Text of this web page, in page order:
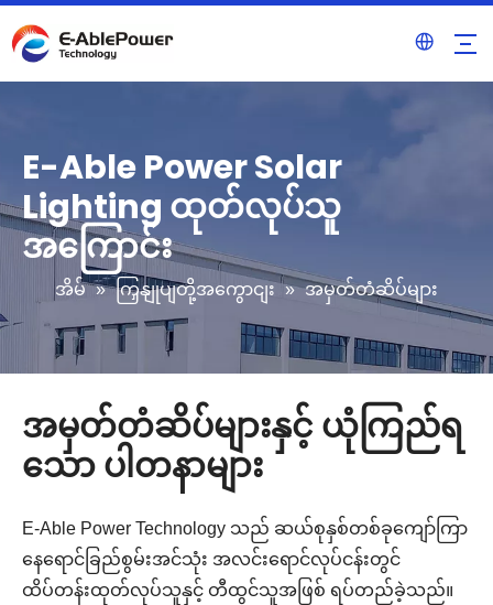
E-Able Power Solar
Lighting ထုတ်လုပ်သူ
အကြောင်း
အိမ် » ကြှနျုပျတို့အကွောငျး » အမှတ်တံဆိပ်များ
အမှတ်တံဆိပ်များနှင့် ယုံကြည်ရ
သော ပါတနာများ
E-Able Power Technology သည် ဆယ်စုနှစ်တစ်ခုကျော်ကြာ
နေရောင်ခြည်စွမ်းအင်သုံး အလင်းရောင်လုပ်ငန်းတွင်
ထိပ်တန်းထုတ်လုပ်သူနှင့် တီထွင်သူအဖြစ် ရပ်တည်ခဲ့သည်။